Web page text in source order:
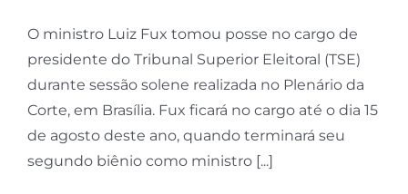
O ministro Luiz Fux tomou posse no cargo de
presidente do Tribunal Superior Eleitoral (TSE)
durante sessão solene realizada no Plenário da
Corte, em Brasília. Fux ficará no cargo até o dia 15
de agosto deste ano, quando terminará seu
segundo biênio como ministro [...]